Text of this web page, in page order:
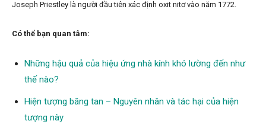
Joseph Priestley là người đầu tiên xác định oxit nitơ vào năm 1772.
Có thể bạn quan tâm:
Những hậu quả của hiệu ứng nhà kính khó lường đến như
thế nào?
Hiện tượng băng tan – Nguyên nhân và tác hại của hiện
tượng này